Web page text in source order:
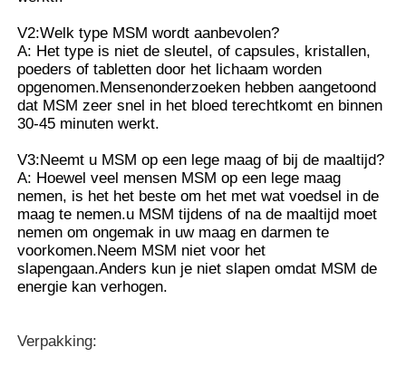
V2:Welk type MSM wordt aanbevolen?
A: Het type is niet de sleutel, of capsules, kristallen,
poeders of tabletten door het lichaam worden
opgenomen.Mensenonderzoeken hebben aangetoond
dat MSM zeer snel in het bloed terechtkomt en binnen
30-45 minuten werkt.
V3:Neemt u MSM op een lege maag of bij de maaltijd?
A: Hoewel veel mensen MSM op een lege maag
nemen, is het het beste om het met wat voedsel in de
maag te nemen.u MSM tijdens of na de maaltijd moet
nemen om ongemak in uw maag en darmen te
voorkomen.Neem MSM niet voor het
slapengaan.Anders kun je niet slapen omdat MSM de
energie kan verhogen.
Verpakking: